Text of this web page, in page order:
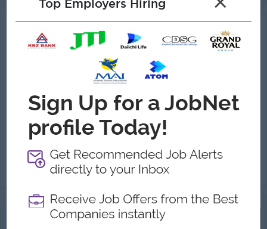
Content Creator & Writer
(Content Writer)
Guarantee International College
Login to view Salary
Benefits: • Competitive salary package. • Lunch provided. • Annual performance review and promotion opportunities.
Highlights: • Creative and supportive working environment.
Career Opportunities:
• Professional training and career development opportunities.
23 Jun 2026 Verified
Graphic Designer
Top Employers Hiring